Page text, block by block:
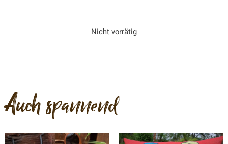
Nicht vorrätig
Auch spannend